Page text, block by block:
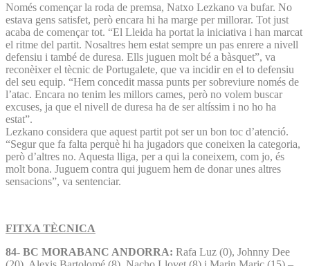
Només començar la roda de premsa, Natxo Lezkano va bufar. No
estava gens satisfet, però encara hi ha marge per millorar. Tot just
acaba de començar tot. “El Lleida ha portat la iniciativa i han marcat
el ritme del partit. Nosaltres hem estat sempre un pas enrere a nivell
defensiu i també de duresa. Ells juguen molt bé a bàsquet”, va
reconèixer el tècnic de Portugalete, que va incidir en el to defensiu
del seu equip. “Hem concedit massa punts per sobreviure només de
l’atac. Encara no tenim les millors cames, però no volem buscar
excuses, ja que el nivell de duresa ha de ser altíssim i no ho ha
estat”.
Lezkano considera que aquest partit pot ser un bon toc d’atenció.
“Segur que fa falta perquè hi ha jugadors que coneixen la categoria,
però d’altres no. Aquesta lliga, per a qui la coneixem, com jo, és
molt bona. Juguem contra qui juguem hem de donar unes altres
sensacions”, va sentenciar.
FITXA TÈCNICA
84- BC MORABANC ANDORRA: Rafa Luz (0), Johnny Dee